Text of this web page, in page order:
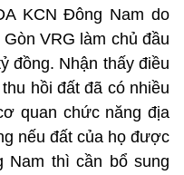
KCN Đông Nam do
VRG làm chủ đầu
đồng. Nhận thấy điều
hồi đất đã có nhiều
quan chức năng địa
nếu đất của họ được
Nam thì cần bổ sung